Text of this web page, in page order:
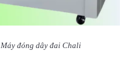
Máy đóng dây đai Chali